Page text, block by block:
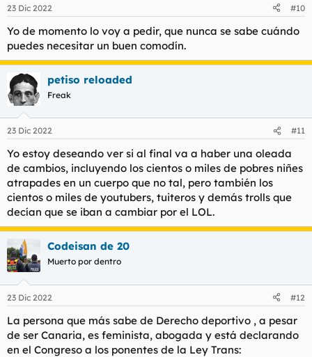
e
:
23 Dic 2022 #10
Yo de momento lo voy a pedir, que nunca se sabe cuándo
puedes necesitar un buen comodín.
petiso reloaded
Freak
23 Dic 2022 #11
Yo estoy deseando ver si al final va a haber una oleada
de cambios, incluyendo los cientos o miles de pobres niñes
atrapades en un cuerpo que no tal, pero también los
cientos o miles de youtubers, tuiteros y demás trolls que
decían que se iban a cambiar por el LOL.
Codeisan de 20
Muerto por dentro
23 Dic 2022 #12
La persona que más sabe de Derecho deportivo , a pesar
de ser Canaria, es feminista, abogada y está declarando
en el Congreso a los ponentes de la Ley Trans: